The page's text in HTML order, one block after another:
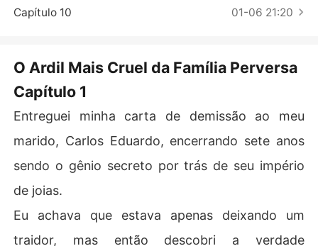
Minha meia-irmã, Helena, não tinha apenas roubado ele
Quando tentei escapar, o pesadelo realmente começou.
Helena matou seu próprio poodle e me incriminou.
armário escuro como breu por horas, ignorando minha
claustrofobia severa.
Ele me arrastou para fora, forçou meu corpo grávido a s
e ajoelhar e bateu minha cabeça contra o chão de már
Capítulo 10 01-06 21:20
O Ardil Mais Cruel da Família Perversa
Capítulo 1
Entreguei minha carta de demissão ao meu
marido, Carlos Eduardo, encerrando sete anos
sendo o gênio secreto por trás de seu império
de joias.
Eu achava que estava apenas deixando um
traidor, mas então descobri a verdade